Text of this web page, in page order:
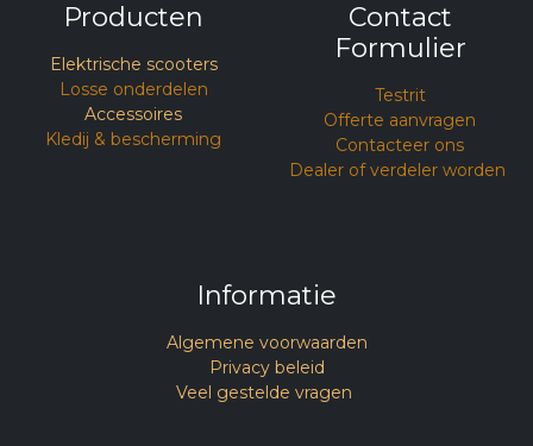
Producten
Elektrische scooters
Losse onderdelen
Accessoires
Kledij & bescherming
Contact
Formulier
Testrit​
Offerte aanvragen
Contacteer ons
Dealer of verdeler worden
Informatie
Algemene voorwaarden
Privacy beleid
Veel gestelde vragen